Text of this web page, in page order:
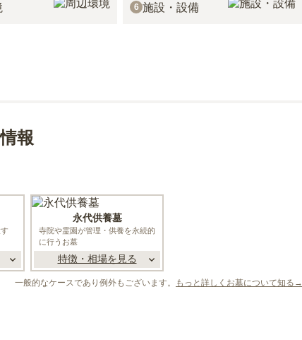
6 施設・設備
報
永代供養墓
寺院や霊園が管理・供養を永続的
に行うお墓
特徴・相場を見る
一般的なケースであり例外もございます。 もっと詳しくお墓について知る→